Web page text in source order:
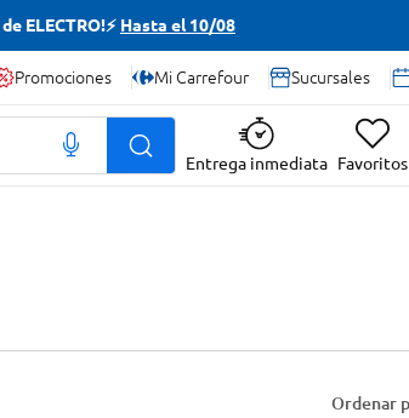
ELECTRO!⚡ Hasta el 10/08
Promociones Mi Carrefour Sucursales
Entrega inmediata Favoritos